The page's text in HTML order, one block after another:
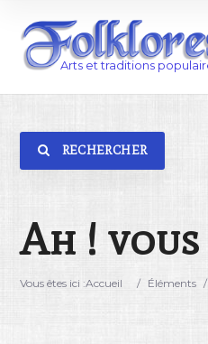
RECHERCHER
Ah !
Vous êtes ici :Accueil / Éléments /